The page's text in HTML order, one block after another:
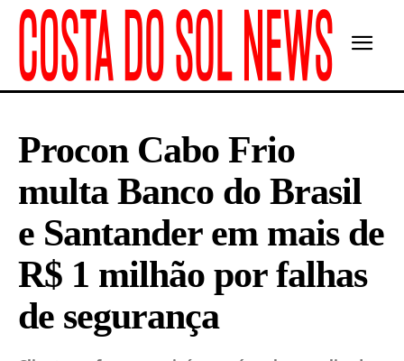
Procon Cabo Frio
multa Banco do Brasil
e Santander em mais de
R$ 1 milhão por falhas
de segurança